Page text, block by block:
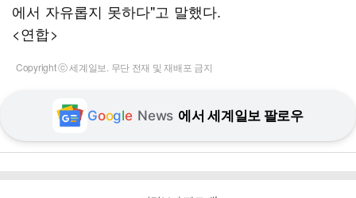
에서 자유롭지 못하다"고 말했다.
<연합>
Copyright ⓒ 세계일보. 무단 전재 및 재배포 금지
Google News 에서 세계일보 팔로우